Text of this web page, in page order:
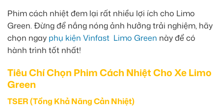
Phim cách nhiệt đem lại rất nhiều lợi ích cho Limo
Green. Đừng để nắng nóng ảnh hưởng trải nghiệm, hãy
chọn ngay phụ kiện Vinfast Limo Green này để có
hành trình tốt nhất!
Tiêu Chí Chọn Phim Cách Nhiệt Cho Xe Limo
Green
TSER (Tổng Khả Năng Cản Nhiệt)